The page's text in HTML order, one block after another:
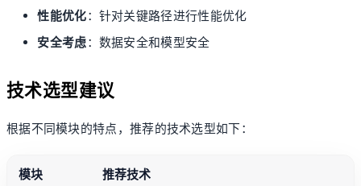
性能优化：针对关键路径进行性能优化
安全考虑：数据安全和模型安全
技术选型建议
根据不同模块的特点，推荐的技术选型如下：
模块 推荐技术